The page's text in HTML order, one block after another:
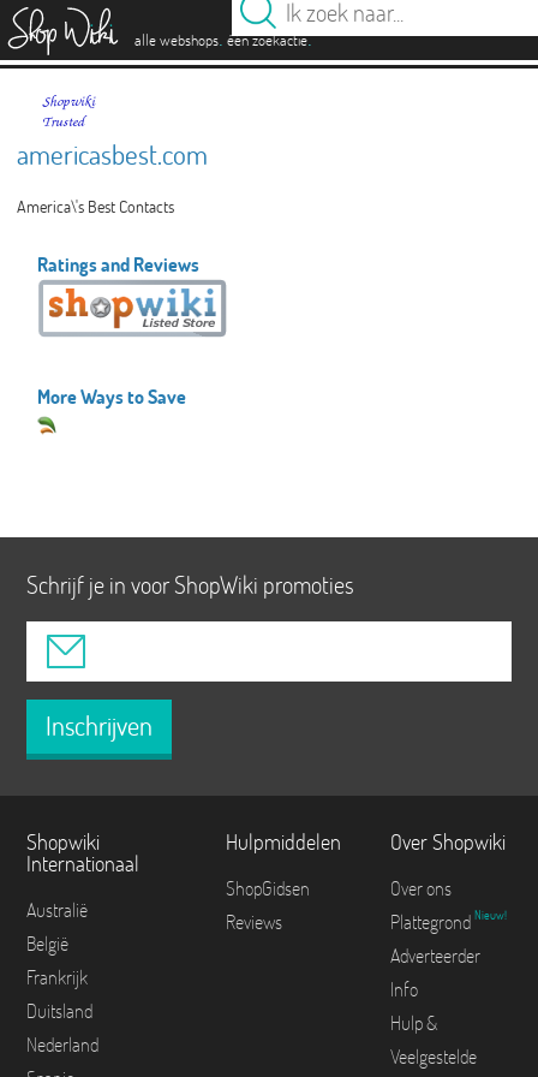
alle webshops. één zoekactie.
americasbest.com
America\'s Best Contacts
Ratings and Reviews
More Ways to Save
Schrijf je in voor ShopWiki promoties
Inschrijven
Shopwiki
Internationaal
Australië
België
Frankrijk
Duitsland
Nederland
Hulpmiddelen
ShopGidsen
Reviews
Over Shopwiki
Over ons
Plattegrond Nieuw!
Adverteerder
Info
Hulp &
Veelgestelde